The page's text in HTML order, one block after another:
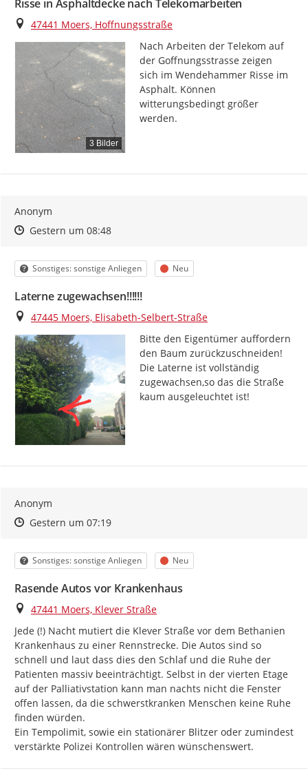
Risse in Asphaltdecke nach Telekomarbeiten
Ort
47441 Moers, Hoffnungsstraße
3 Bilder
Nach Arbeiten der Telekom auf
der Goffnungsstrasse zeigen
sich im Wendehammer Risse im
Asphalt. Können
witterungsbedingt größer
werden.
Anonym
Zeitpunkt des Erstellens
Zeitpunkt des Erstellens
Gestern um 08:48Zur Äußerung
Kategorie
Sonstiges: sonstige Anliegen Status
Neu
Laterne zugewachsen!!!!!!
Ort
47445 Moers, Elisabeth-Selbert-Straße
Bitte den Eigentümer auffordern
den Baum zurückzuschneiden!
Die Laterne ist vollständig
zugewachsen,so das die Straße
kaum ausgeleuchtet ist!
Anonym
Zeitpunkt des Erstellens
Zeitpunkt des Erstellens
Gestern um 07:19Zur Äußerung
Kategorie
Sonstiges: sonstige Anliegen Status
Neu
Rasende Autos vor Krankenhaus
Ort
47441 Moers, Klever Straße
Jede (!) Nacht mutiert die Klever Straße vor dem Bethanien
Krankenhaus zu einer Rennstrecke. Die Autos sind so
schnell und laut dass dies den Schlaf und die Ruhe der
Patienten massiv beeinträchtigt. Selbst in der vierten Etage
auf der Palliativstation kann man nachts nicht die Fenster
offen lassen, da die schwerstkranken Menschen keine Ruhe
finden würden.
Ein Tempolimit, sowie ein stationärer Blitzer oder zumindest
verstärkte Polizei Kontrollen wären wünschenswert.